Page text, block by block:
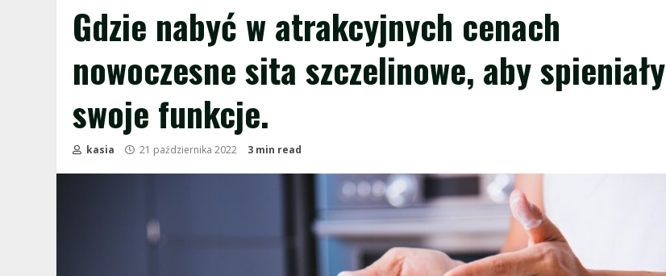
Gdzie nabyć w atrakcyjnych cenach
nowoczesne sita szczelinowe, aby spieniały
swoje funkcje.
kasia 21 października 2022 3 min read